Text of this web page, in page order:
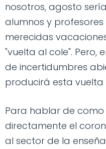
nosotros, agosto
alumnos y
merecidas
"vuelta al cole". Pero,
de incertidumbres
producirá esta vuelta
Para hablar de
directamente el
al sector de la